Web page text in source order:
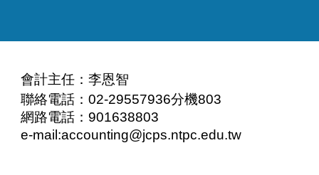
會計主任：李恩智
聯絡電話：02-29557936分機803
網路電話：901638803
e-mail:accounting@jcps.ntpc.edu.tw